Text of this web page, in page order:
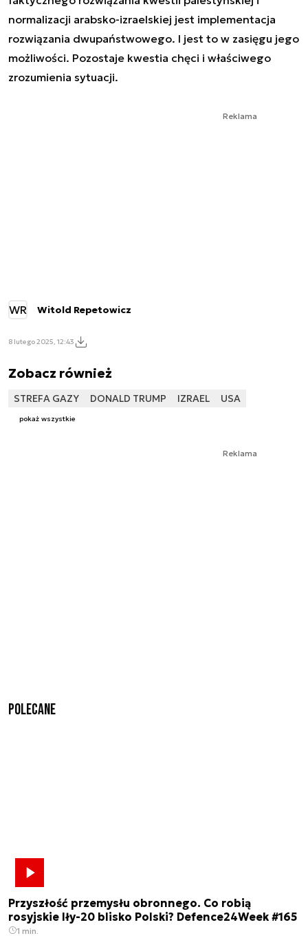
normalizacji arabsko-izraelskiej jest implementacja
rozwiązania dwupaństwowego. I jest to w zasięgu jego
możliwości. Pozostaje kwestia chęci i właściwego
zrozumienia sytuacji.
Reklama
WR Witold Repetowicz
8 lutego 2025, 12:43
Zobacz również
STREFA GAZY DONALD TRUMP IZRAEL USA
pokaż wszystkie
Reklama
Polecane
Przyszłość przemysłu obronnego. Co robią
rosyjskie Iły-20 blisko Polski? Defence24Week #165
1 min.